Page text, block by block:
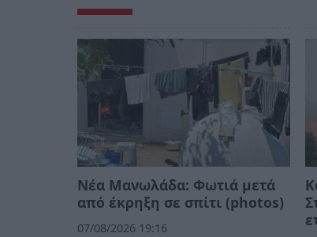
Νέα Μανωλάδα: Φωτιά μετά
από έκρηξη σε σπίτι (photos)
07/08/2026 19:16